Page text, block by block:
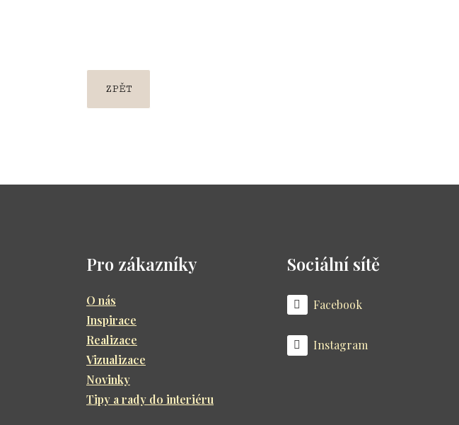
ZPĚT
Pro zákazníky
O nás
Inspirace
Realizace
Vizualizace
Novinky
Tipy a rady do interiéru
Sociální sítě
Facebook
Instagram